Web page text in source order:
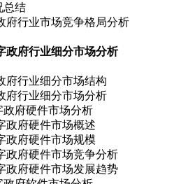
总结
府行业市场竞争格局分析
政府行业细分市场分析
府行业细分市场结构
府行业细分市场分析
政府硬件市场分析
政府硬件市场概述
政府硬件市场规模
政府硬件市场竞争分析
政府硬件市场发展趋势